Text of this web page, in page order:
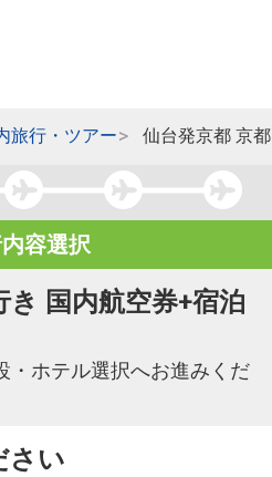
旅行・ツアー 仙台発京都 京
容選択
国内航空券+宿泊
・ホテル選択へお進みくだ
さい